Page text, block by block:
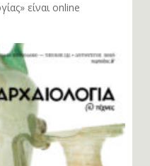
είναι online